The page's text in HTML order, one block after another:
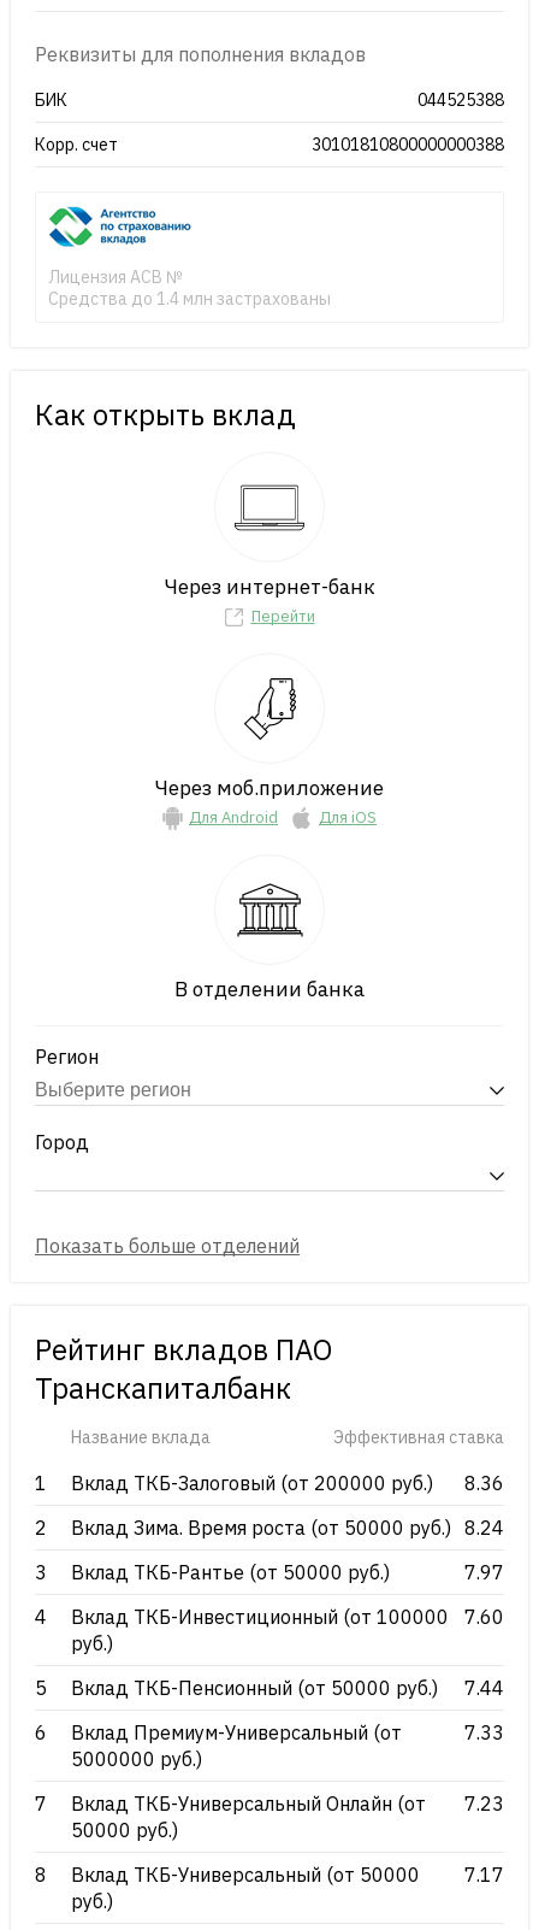
Реквизиты для пополнения вкладов
БИК 044525388
Корр. счет 30101810800000000388
Лицензия АСВ №
Средства до 1.4 млн застрахованы
Как открыть вклад
Через интернет-банк
Перейти
Через моб.приложение
Для Android Для iOS
В отделении банка
Регион
Город
Рейтинг вкладов ПАО
Транскапиталбанк
Название вклада Эффективная ставка
1 Вклад ТКБ-Залоговый (от 200000 руб.)
8.36
2
Вклад Зима. Время роста (от 50000 руб.)
8.24
3
Вклад ТКБ-Рантье (от 50000 руб.)
7.97
4
Вклад ТКБ-Инвестиционный (от 100000
руб.)
7.60
5 Вклад ТКБ-Пенсионный (от 50000 руб.)
7.44
6
Вклад Премиум-Универсальный (от
5000000 руб.)
7.33
7
Вклад ТКБ-Универсальный Онлайн (от
50000 руб.)
7.23
8
Вклад ТКБ-Универсальный (от 50000
руб.)
7.17